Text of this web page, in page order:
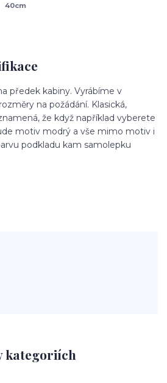
40cm
předek kabiny. Vyrábíme v
na požádání. Klasická,
že když například vyberete
motiv modrý a vše mimo motiv i
podkladu kam samolepku
kategoriích